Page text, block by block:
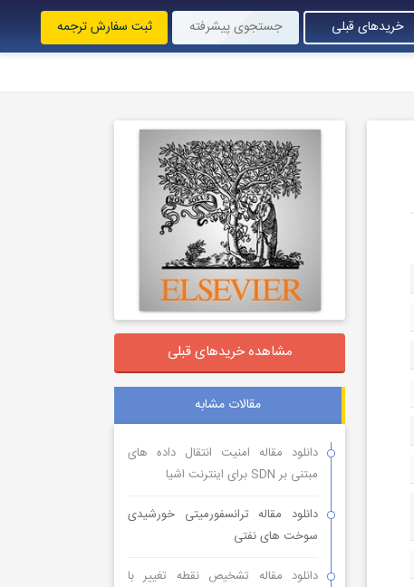
خریدهای قبلی جستجوی پیشرفته ثبت سفارش ترجمه
مشاهده خریدهای قبلی
مقالات مشابه
دانلود مقاله امنیت انتقال داده های
مبتنی بر SDN برای اینترنت اشیا
دانلود مقاله ترانسفورمیتی خورشیدی
سوخت های نفتی
دانلود مقاله تشخیص نقطه تغییر با